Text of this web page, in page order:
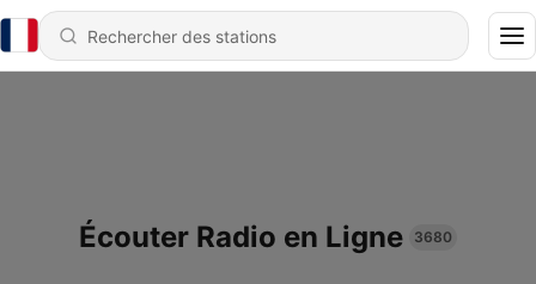
Écouter Radio en Ligne 3680